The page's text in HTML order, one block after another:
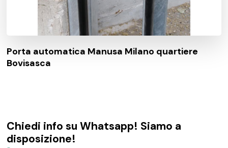
Porta automatica Manusa Milano quartiere
Bovisasca
Chiedi info su Whatsapp! Siamo a
disposizione!